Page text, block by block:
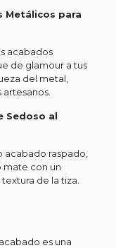
Metálicos para
acabados
de glamour a tus
del metal,
Sedoso al
acabado raspado,
mate con un
de la tiza.
es una